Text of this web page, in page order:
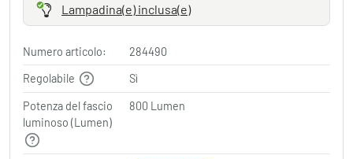
Lampadina(e) inclusa(e)
Numero articolo:
284490
Regolabile
Sì
Potenza del fascio
luminoso (Lumen)
800 Lumen